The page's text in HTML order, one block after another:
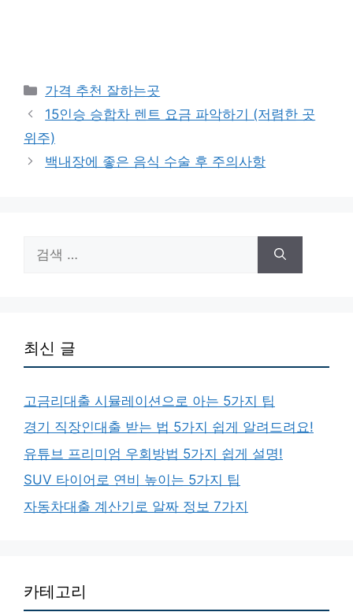
카
테
리
가격 추천 잘하는곳
15인승 승합차 렌트 요금 파악하기 (저렴한 곳
위주)
백내장에 좋은 음식 수술 후 주의사항
색:
최신 글
고금리대출 시뮬레이션으로 아는 5가지 팁
경기 직장인대출 받는 법 5가지 쉽게 알려드려요!
유튜브 프리미엄 우회방법 5가지 쉽게 설명!
SUV 타이어로 연비 높이는 5가지 팁
자동차대출 계산기로 알짜 정보 7가지
카테고리